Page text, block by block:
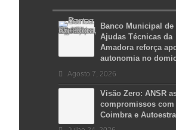
Banco Municipal de
Ajudas Técnicas da
Amadora reforça
autonomia no
Agosto 7, 2026
Visão Zero: ANSR
compromissos com
Coimbra e